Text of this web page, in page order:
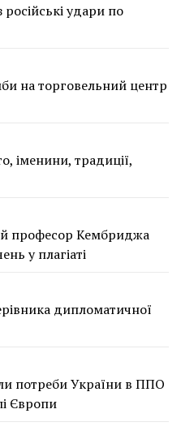
удари по
на торговельний центр
іменини, традиції,
професор Кембриджа
у плагіаті
дипломатичної
потреби України в ППО
Європи